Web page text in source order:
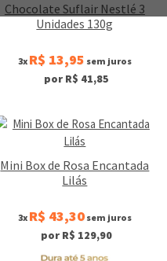
Chocolate Suflair Nestlé 3
Unidades 130g
3x R$ 13,95 sem juros
por R$ 41,85
Mini Box de Rosa Encantada
Lilás
3x R$ 43,30sem juros
por R$ 129,90